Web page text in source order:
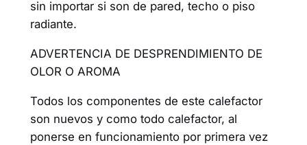
sin importar si son de pared, techo o piso
radiante.
ADVERTENCIA DE DESPRENDIMIENTO DE
OLOR O AROMA
Todos los componentes de este calefactor
son nuevos y como todo calefactor, al
ponerse en funcionamiento por primera vez